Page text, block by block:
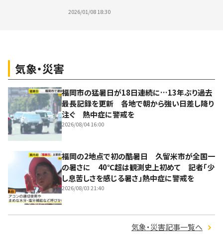
2026/01/08 18:30
気象・災害
福岡市の猛暑日が18日連続に…13年ぶり過去
最長記録を更新 各地で朝から強い日差し降り
注ぐ 熱中症に警戒を
2026/08/04 16:00
福岡の2地点で初の酷暑日 久留米市が全国一
の暑さに 40℃超は観測史上初めて 記者「少
し息苦しさを感じる暑さ」熱中症に警戒を
2026/08/03 21:40
気象・災害記事一覧へ